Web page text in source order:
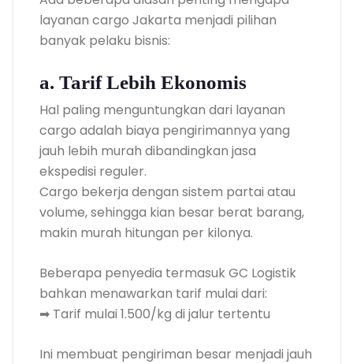
layanan cargo Jakarta menjadi pilihan
banyak pelaku bisnis:
a. Tarif Lebih Ekonomis
Hal paling menguntungkan dari layanan
cargo adalah biaya pengirimannya yang
jauh lebih murah dibandingkan jasa
ekspedisi reguler.
Cargo bekerja dengan sistem partai atau
volume, sehingga kian besar berat barang,
makin murah hitungan per kilonya.
Beberapa penyedia termasuk GC Logistik
bahkan menawarkan tarif mulai dari:
➡ Tarif mulai 1.500/kg di jalur tertentu
Ini membuat pengiriman besar menjadi jauh